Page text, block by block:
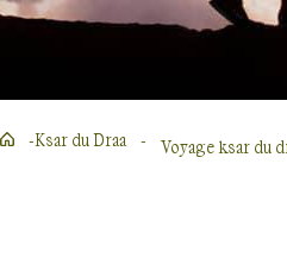
Ksar du Draa Voyage ksar du